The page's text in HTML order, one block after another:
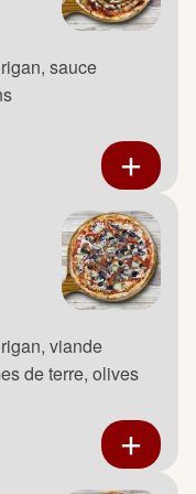
sauce
viande
de terre, olives